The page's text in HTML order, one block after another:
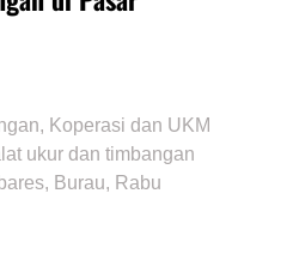
Koperasi dan UKM
ukur dan timbangan
Burau, Rabu